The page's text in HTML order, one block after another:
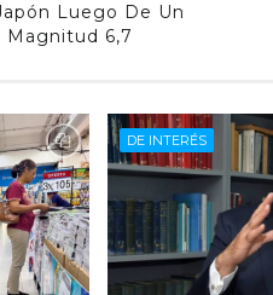
Luego De Un
6,7
DE INTERÉS